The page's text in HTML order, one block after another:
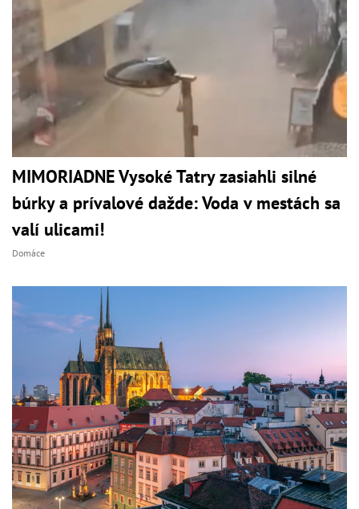
MIMORIADNE Vysoké Tatry zasiahli silné
búrky a prívalové dažde: Voda v mestách sa
valí ulicami!
Domáce